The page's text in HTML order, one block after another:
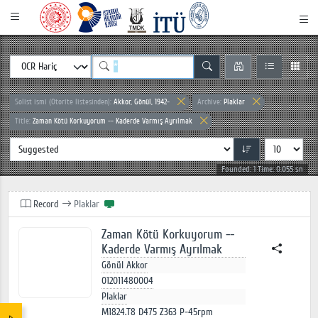
Solist ismi (Otorite listesinden): Akkor, Gönül, 1942- Archive: Plaklar
Title: Zaman Kötü Korkuyorum -- Kaderde Varmış Ayrılmak
Founded: 1 Time: 0.055 sn
Record Plaklar
Zaman Kötü Korkuyorum --
Kaderde Varmış Ayrılmak
Gönül Akkor
012011480004
Plaklar
M1824.T8 D475 Z363 P-45rpm